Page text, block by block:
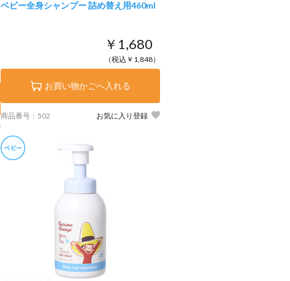
ベビー全身シャンプー 詰め替え用460ml
￥1,680
（税込￥1,848）
お買い物かごへ入れる
商品番号：502 お気に入り登録